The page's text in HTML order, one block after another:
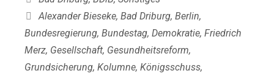
Schlagwörter
Alexander Bieseke, Bad Driburg, Berlin,
Bundesregierung, Bundestag, Demokratie, Friedrich
Merz, Gesellschaft, Gesundheitsreform,
Grundsicherung, Kolumne, Königsschuss,